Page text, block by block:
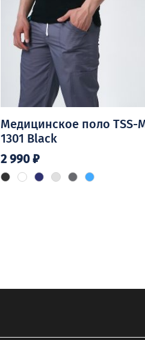
Медицинское поло TSS-
1301 Black
2 990₽
Этот